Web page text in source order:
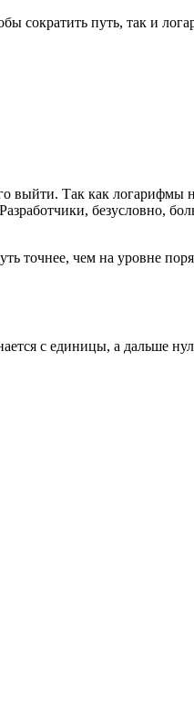
сократить путь, так и
выйти. Так как
безусловно,
точнее, чем на уровне
с единицы, а дальше